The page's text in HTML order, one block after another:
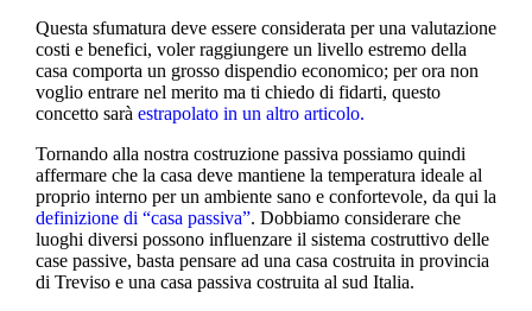
Questa sfumatura deve essere considerata per una valutazione
costi e benefici, voler raggiungere un livello estremo della
casa comporta un grosso dispendio economico; per ora non
voglio entrare nel merito ma ti chiedo di fidarti, questo
concetto sarà estrapolato in un altro articolo.
Tornando alla nostra costruzione passiva possiamo quindi
affermare che la casa deve mantiene la temperatura ideale al
proprio interno per un ambiente sano e confortevole, da qui la
definizione di “casa passiva”. Dobbiamo considerare che
luoghi diversi possono influenzare il sistema costruttivo delle
case passive, basta pensare ad una casa costruita in provincia
di Treviso e una casa passiva costruita al sud Italia.